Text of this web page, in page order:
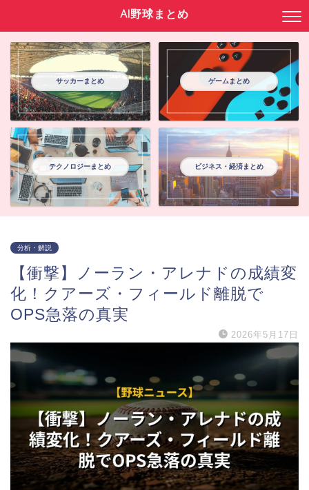
AI野球まとめ
サッカーまとめ ゲームまとめ
テクノロジーまとめ ビジネス・経済まとめ
分析・解説
【衝撃】ノーラン・アレナドの成績変
化！クアーズ・フィールド離脱で
OPS急落の真実
2026年5月17日